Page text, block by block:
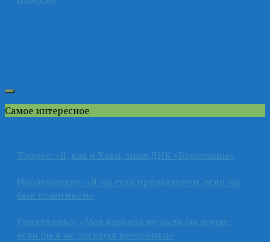
Самое интересное
Торрес: «Я, как и Хави, знаю ДНК «Барселоны»
Ибрагимович: «Я бы стал президентом, если бы
был политиком»
Роналдиньо: «Моя карьера не была бы лучше,
если бы я не посещал вечеринки»